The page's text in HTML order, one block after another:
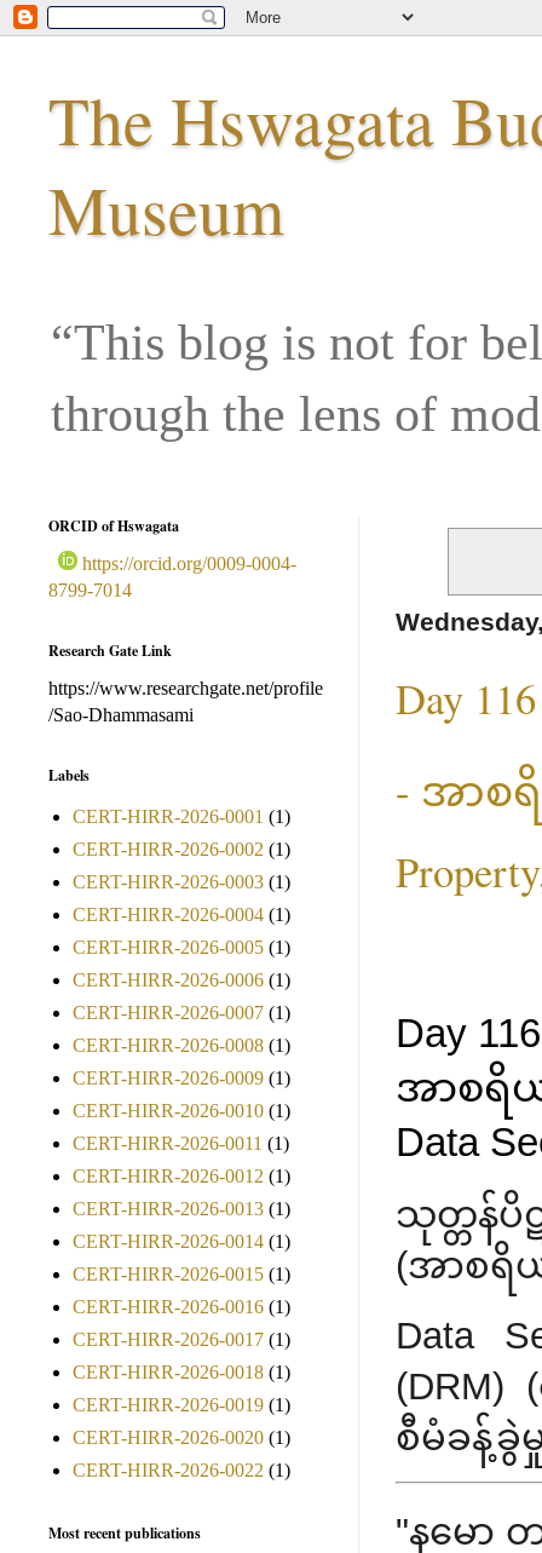
The Hswagata
Museum
“This blog is not for
through the lens of
Day
- အာစရိ
Day
အာစရိယ
Data
သုတ္တန်
(အာစရိ
Data
စီမံခန့်ခွဲ
"နမော
ORCID of Hswagata
https://orcid.org/0009-0004-
8799-7014
Research Gate Link
https://www.researchgate.net/profile
/Sao-Dhammasami
Labels
CERT-HIRR-2026-0001 (1)
CERT-HIRR-2026-0002 (1)
CERT-HIRR-2026-0003 (1)
CERT-HIRR-2026-0004 (1)
CERT-HIRR-2026-0005 (1)
CERT-HIRR-2026-0006 (1)
CERT-HIRR-2026-0007 (1)
CERT-HIRR-2026-0008 (1)
CERT-HIRR-2026-0009 (1)
CERT-HIRR-2026-0010 (1)
CERT-HIRR-2026-0011 (1)
CERT-HIRR-2026-0012 (1)
CERT-HIRR-2026-0013 (1)
CERT-HIRR-2026-0014 (1)
CERT-HIRR-2026-0015 (1)
CERT-HIRR-2026-0016 (1)
CERT-HIRR-2026-0017 (1)
CERT-HIRR-2026-0018 (1)
CERT-HIRR-2026-0019 (1)
CERT-HIRR-2026-0020 (1)
CERT-HIRR-2026-0022 (1)
Most recent publications